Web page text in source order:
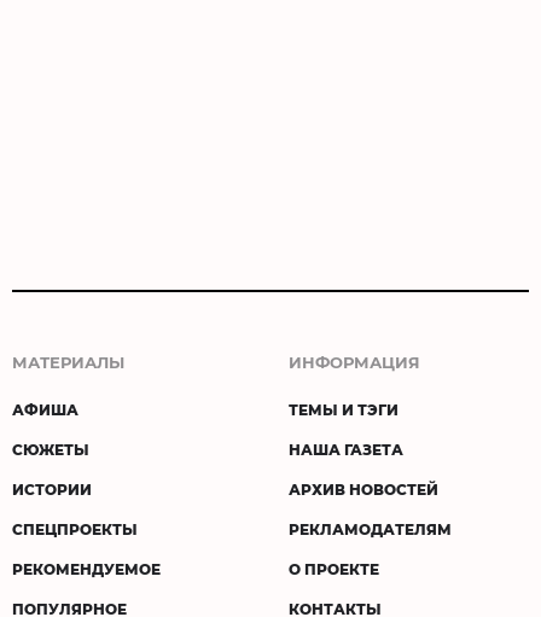
МАТЕРИАЛЫ
АФИША
СЮЖЕТЫ
ИСТОРИИ
СПЕЦПРОЕКТЫ
РЕКОМЕНДУЕМОЕ
ПОПУЛЯРНОЕ
ИНФОРМАЦИЯ
ТЕМЫ И ТЭГИ
НАША ГАЗЕТА
АРХИВ НОВОСТЕЙ
РЕКЛАМОДАТЕЛЯМ
О ПРОЕКТЕ
КОНТАКТЫ